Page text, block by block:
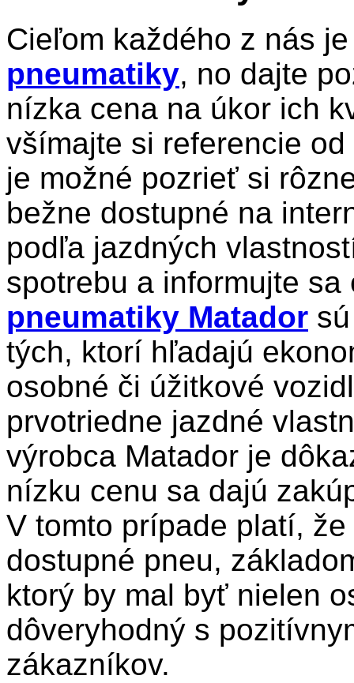
Cieľom každého z nás
pneumatiky, no dajte
nízka cena na úkor ich
všímajte si referencie
je možné pozrieť si
bežne dostupné na
podľa jazdných
spotrebu a informujte
pneumatiky Matador
tých, ktorí hľadajú
osobné či úžitkové
prvotriedne jazdné
výrobca Matador je
nízku cenu sa dajú
V tomto prípade platí,
dostupné pneu,
ktorý by mal byť nielen
dôveryhodný s
zákazníkov.